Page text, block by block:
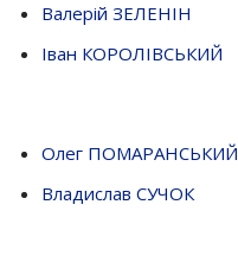
Валерій ЗЕЛЕНІН
Іван КОРОЛІВСЬКИЙ
Олег ПОМАРАНСЬКИЙ
Владислав СУЧОК